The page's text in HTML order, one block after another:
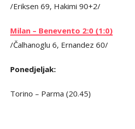
/Eriksen 69, Hakimi 90+2/
Milan – Benevento 2:0 (1:0)
/Čalhanoglu 6, Ernandez 60/
Ponedjeljak:
Torino – Parma (20.45)